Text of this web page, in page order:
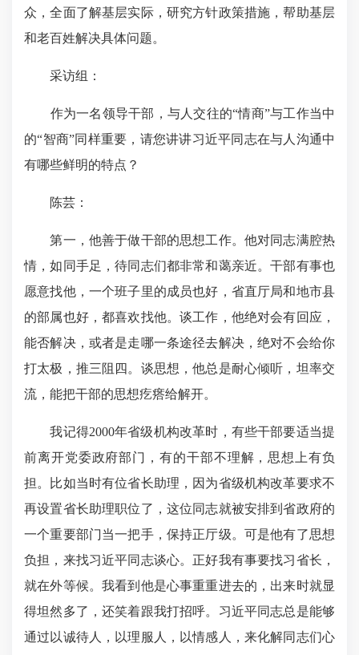
众，全面了解基层实际，研究方针政策措施，帮助基层
和老百姓解决具体问题。
采访组：
作为一名领导干部，与人交往的“情商”与工作当中
的“智商”同样重要，请您讲讲习近平同志在与人沟通中
有哪些鲜明的特点？
陈芸：
第一，他善于做干部的思想工作。他对同志满腔热
情，如同手足，待同志们都非常和蔼亲近。干部有事也
愿意找他，一个班子里的成员也好，省直厅局和地市县
的部属也好，都喜欢找他。谈工作，他绝对会有回应，
能否解决，或者是走哪一条途径去解决，绝对不会给你
打太极，推三阻四。谈思想，他总是耐心倾听，坦率交
流，能把干部的思想疙瘩给解开。
我记得2000年省级机构改革时，有些干部要适当提
前离开党委政府部门，有的干部不理解，思想上有负
担。比如当时有位省长助理，因为省级机构改革要求不
再设置省长助理职位了，这位同志就被安排到省政府的
一个重要部门当一把手，保持正厅级。可是他有了思想
负担，来找习近平同志谈心。正好我有事要找习省长，
就在外等候。我看到他是心事重重进去的，出来时就显
得坦然多了，还笑着跟我打招呼。习近平同志总是能够
通过以诚待人，以理服人，以情感人，来化解同志们心